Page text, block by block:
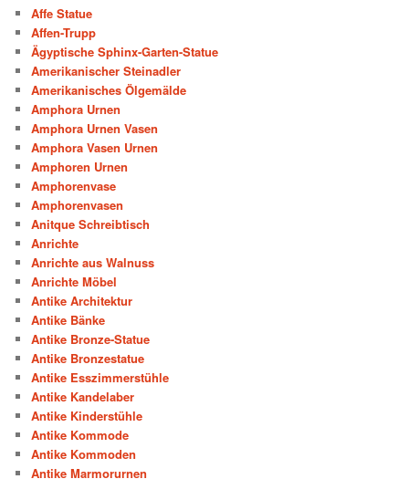
Affe Statue
Affen-Trupp
Ägyptische Sphinx-Garten-Statue
Amerikanischer Steinadler
Amerikanisches Ölgemälde
Amphora Urnen
Amphora Urnen Vasen
Amphora Vasen Urnen
Amphoren Urnen
Amphorenvase
Amphorenvasen
Anitque Schreibtisch
Anrichte
Anrichte aus Walnuss
Anrichte Möbel
Antike Architektur
Antike Bänke
Antike Bronze-Statue
Antike Bronzestatue
Antike Esszimmerstühle
Antike Kandelaber
Antike Kinderstühle
Antike Kommode
Antike Kommoden
Antike Marmorurnen